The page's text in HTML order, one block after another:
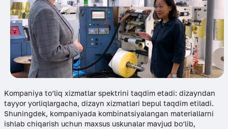
Kompaniya to‘liq xizmatlar spektrini taqdim etadi: dizayndan
tayyor yorliqlargacha, dizayn xizmatlari bepul taqdim etiladi.
Shuningdek, kompaniyada kombinatsiyalangan materiallarni
ishlab chiqarish uchun maxsus uskunalar mavjud bo‘lib,